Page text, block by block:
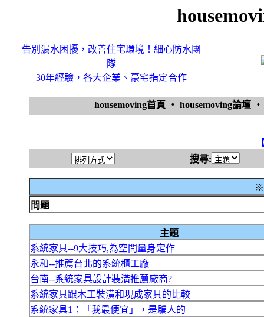
告別漏水困擾，改善住宅環境！細心防水團
隊
30年經驗，各大企業、豪宅指定合作
housemoving首頁 ‧ housemoving論壇
搜尋:
※
問題
主題
系統家具--9大技巧,為空間量身定作
永和--推薦台北的系統櫃工廠
台南--系統家具設計裝潢推薦廠商?
系統家具跟木工裝潢和現成家具的比較
系統家具1：「我最便宜」，是騙人的